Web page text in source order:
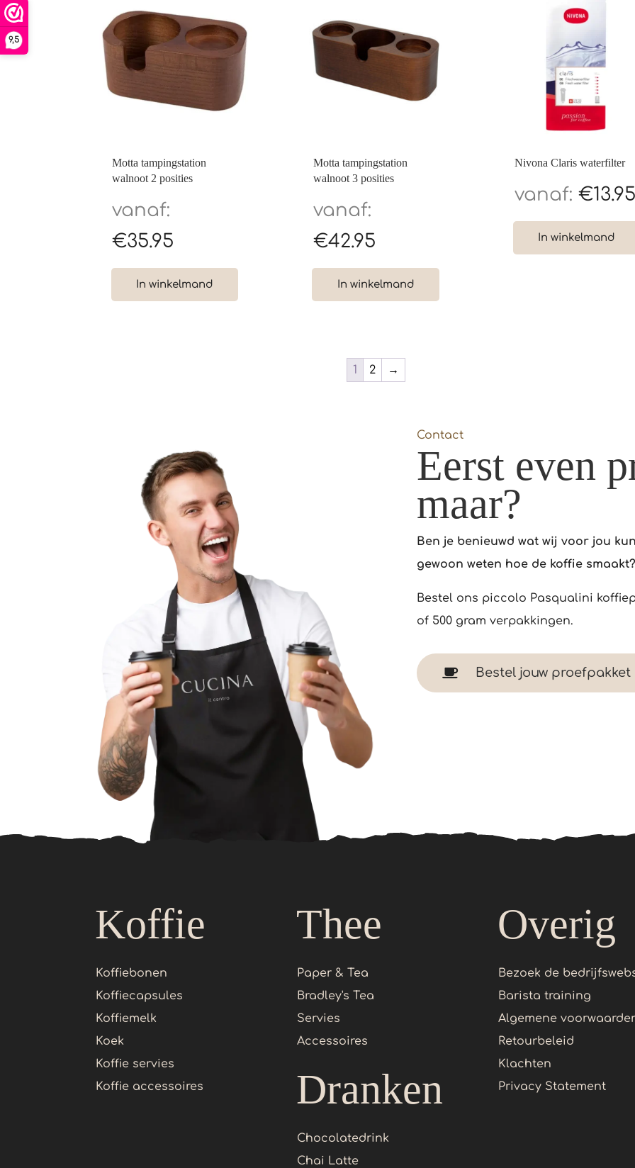
9,5
Motta tampingstation
walnoot 2 posities
€35.95
In winkelmand
Motta tampingstation
walnoot 3 posities
€42.95
In winkelmand
Nivona Claris waterfilter
€13.95
In winkelmand
1 2 →
Contact
Eerst even
maar?
Ben je benieuwd wat wij voor jou
gewoon weten hoe de koffie
Bestel ons piccolo Pasqualini
of 500 gram verpakkingen.
 Bestel jouw proefpakket
Koffie
Koffiebonen
Koffiecapsules
Koffiemelk
Koek
Koffie servies
Koffie accessoires
Thee
Paper & Tea
Bradley's Tea
Servies
Accessoires
Dranken
Chocolatedrink
Chai Latte
Overig
Bezoek de
Barista training
Algemene
Retourbeleid
Klachten
Privacy Statement